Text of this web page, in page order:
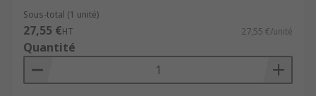
Sous-total (1 unité)
27,55 €HT 27,55 €/unité
Quantité